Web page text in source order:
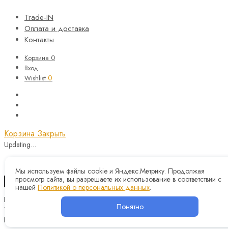
Trade-IN
Оплата и доставка
Контакты
Корзина 0
Вход
Wishlist 0
Корзина Закрыть
Updating…
Продолжить покупки
Назад
Telegram
Instagram
Мы используем файлы cookie и Яндекс.Метрику. Продолжая
просмотр сайта, вы разрешаете их использование в соответствии с
нашей Политикой о персональных данных.
Понятно